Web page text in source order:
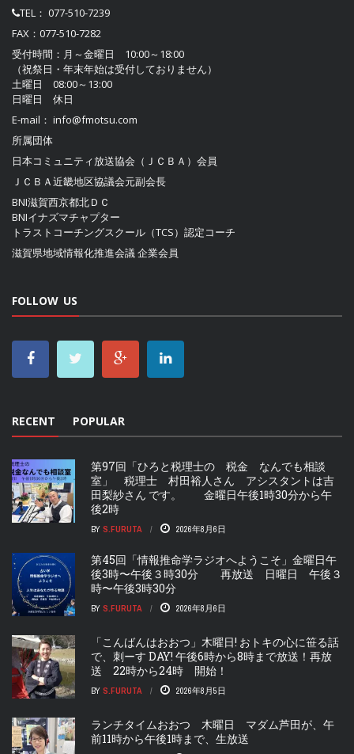
TEL： 077-510-7239
FAX：077-510-7282
受付時間：月～金曜日 10:00～18:00
（祝祭日・年末年始は受付しておりません）
土曜日 08:00～13:00
日曜日 休日
E-mail： info@fmotsu.com
所属団体
日本コミュニティ放送協会（ＪＣＢＡ） 会員
ＪＣＢＡ近畿地区協議会元副会長
BNI滋賀西京都北ＤＣ
BNIイナズマチャプター
トラストコーチングスクール（TCS）認定コーチ
滋賀県地域情報化推進会議 企業会員
FOLLOW US
RECENT POPULAR
第97回「ひろと税理士の 税金 なんでも相談
室」 税理士 村田裕人さん アシスタントは吉
田梨紗さん です。 金曜日午後1時30分から午
後2時
BY S.FURUTA 2026年8月6日
第45回「情報推命学ラジオへようこそ」金曜日午
後3時〜午後３時30分 再放送 日曜日 午後３
時〜午後3時30分
BY S.FURUTA 2026年8月6日
「こんばんはおおつ」木曜日! おトキの心に笹る話
で、刺ーす DAY! 午後6時から8時まで放送！再放
送 22時から24時 開始！
BY S.FURUTA 2026年8月5日
ランチタイムおおつ 木曜日 マダム芦田が、午
前11時から午後1時まで、生放送